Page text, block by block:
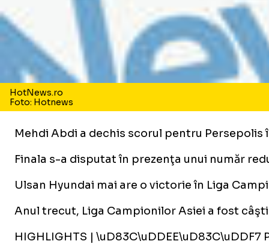
HotNews.ro
Foto: Hotnews
Mehdi Abdi a dechis scorul pentru
Finala s-a disputat în prezenţa unui număr
Ulsan Hyundai mai are o victorie în Liga
Anul trecut, Liga Campionilor Asiei a fost
HIGHLIGHTS |